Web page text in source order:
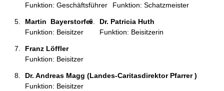
Funktion: Geschäftsführer
Funktion: Schatzmeister
Martin  Bayerstorfer
Funktion: Beisitzer
Dr. Patricia Huth
Funktion: Beisitzerin
Franz Löffler
Funktion: Beisitzer
Dr. Andreas Magg (Landes-Caritasdirektor Pfarrer )
Funktion: Beisitzer